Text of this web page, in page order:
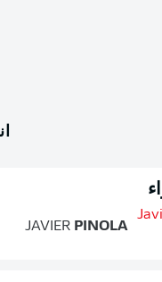
JAVIER PINOLA